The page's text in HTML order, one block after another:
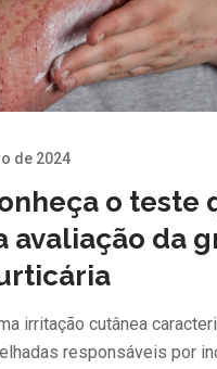
de 2024
o teste
avaliação da
irritação cutânea
responsáveis por